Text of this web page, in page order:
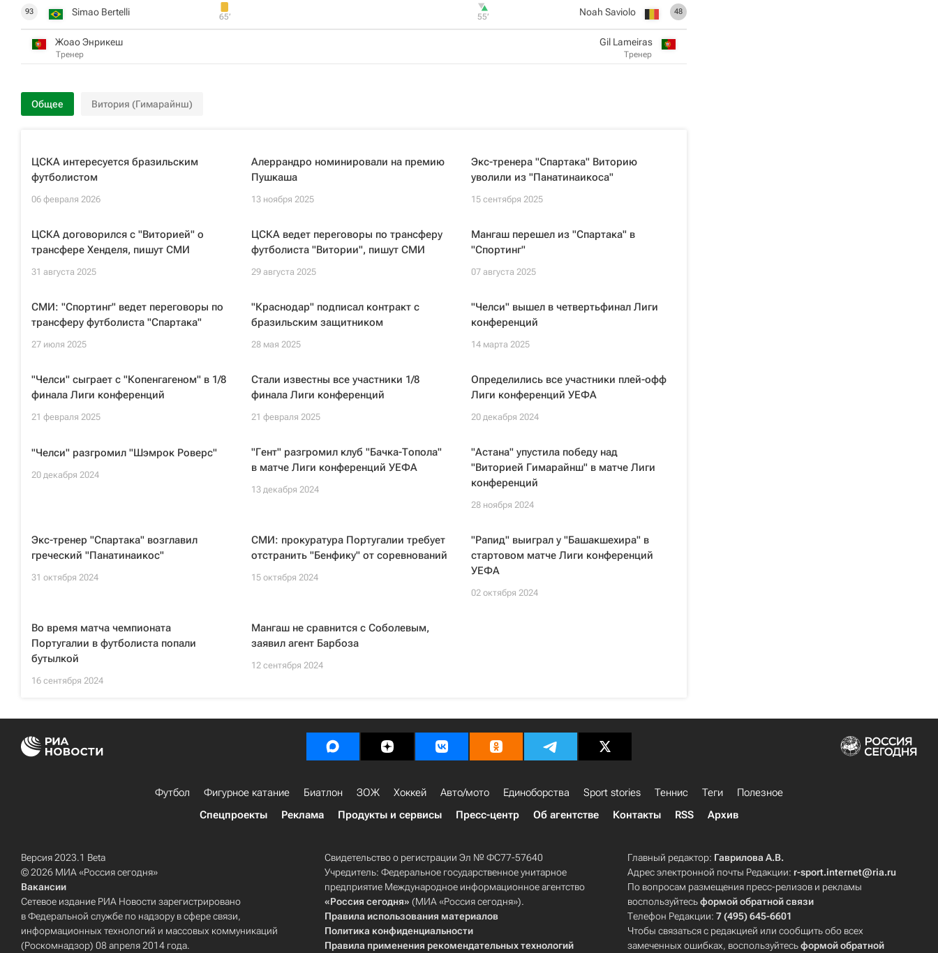
93 Simao Bertelli 65‎’‎
Жоао Энрикеш
Тренер
48
Noah Saviolo
55‎’‎
Gil Lameiras
Тренер
Общее Витория (Гимарайнш)
ЦСКА интересуется бразильским
футболистом
06 февраля 2026
Алеррандро номинировали на премию
Пушкаша
13 ноября 2025
Экс-тренера "Спартака" Виторию
уволили из "Панатинаикоса"
15 сентября 2025
ЦСКА договорился с "Виторией" о
трансфере Хенделя, пишут СМИ
31 августа 2025
ЦСКА ведет переговоры по трансферу
футболиста "Витории", пишут СМИ
29 августа 2025
Мангаш перешел из "Спартака" в
"Спортинг"
07 августа 2025
СМИ: "Спортинг" ведет переговоры по
трансферу футболиста "Спартака"
27 июля 2025
"Краснодар" подписал контракт с
бразильским защитником
28 мая 2025
"Челси" вышел в четвертьфинал Лиги
конференций
14 марта 2025
"Челси" сыграет с "Копенгагеном" в 1/8
финала Лиги конференций
21 февраля 2025
Стали известны все участники 1/8
финала Лиги конференций
21 февраля 2025
Определились все участники плей-офф
Лиги конференций УЕФА
20 декабря 2024
"Челси" разгромил "Шэмрок Роверс"
20 декабря 2024
"Гент" разгромил клуб "Бачка-Топола"
в матче Лиги конференций УЕФА
13 декабря 2024
"Астана" упустила победу над
"Виторией Гимарайнш" в матче Лиги
конференций
28 ноября 2024
Экс-тренер "Спартака" возглавил
греческий "Панатинаикос"
31 октября 2024
СМИ: прокуратура Португалии требует
отстранить "Бенфику" от соревнований
15 октября 2024
"Рапид" выиграл у "Башакшехира" в
стартовом матче Лиги конференций
УЕФА
02 октября 2024
Во время матча чемпионата
Португалии в футболиста попали
бутылкой
16 сентября 2024
Мангаш не сравнится с Соболевым,
заявил агент Барбоза
12 сентября 2024
Футбол Фигурное катание Биатлон ЗОЖ Хоккей Авто/мото Единоборства Sport stories Теннис Теги
Полезное
Спецпроекты
Реклама Продукты и сервисы Пресс-центр Об агентстве Контакты RSS Архив
Версия 2023.1 Beta
© 2026 МИА «Россия сегодня»
Вакансии
Сетевое издание РИА Новости зарегистрировано
в Федеральной службе по надзору в сфере связи,
информационных технологий и массовых коммуникаций
(Роскомнадзор) 08 апреля 2014 года.
Свидетельство о регистрации Эл № ФС77-57640
Учредитель: Федеральное государственное унитарное
предприятие Международное информационное агентство
«Россия сегодня» (МИА «Россия сегодня»).
Правила использования материалов
Политика конфиденциальности
Правила применения рекомендательных технологий
Главный редактор: Гаврилова А.В.
Адрес электронной почты Редакции: r-sport.internet@ria.ru
По вопросам размещения пресс-релизов и рекламы
воспользуйтесьформой обратной связи
Телефон Редакции:7 (495) 645-6601
Чтобы связаться с редакцией или сообщить обо всех
замеченных ошибках, воспользуйтесьформой обратной